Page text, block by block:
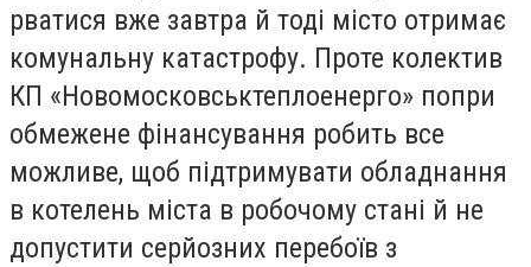
рватися вже завтра й тоді місто отримає
комунальну катастрофу. Проте колектив
КП «Новомосковськтеплоенерго» попри
обмежене фінансування робить все
можливе, щоб підтримувати обладнання
в котелень міста в робочому стані й не
допустити серйозних перебоїв з